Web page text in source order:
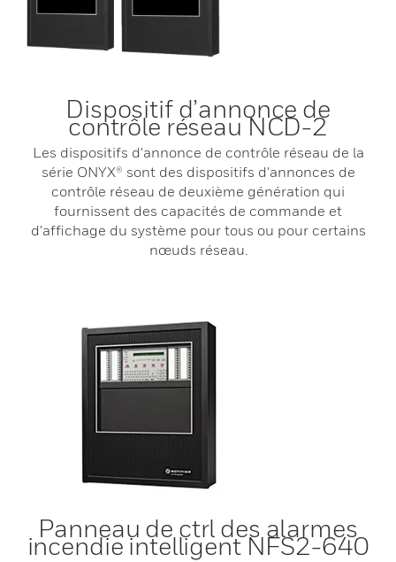
Dispositif d’annonce de
contrôle réseau NCD-2
Les dispositifs d'annonce de contrôle réseau de la
série ONYX® sont des dispositifs d'annonces de
contrôle réseau de deuxième génération qui
fournissent des capacités de commande et
d'affichage du système pour tous ou pour certains
nœuds réseau.
Panneau de ctrl des alarmes
incendie intelligent NFS2-640